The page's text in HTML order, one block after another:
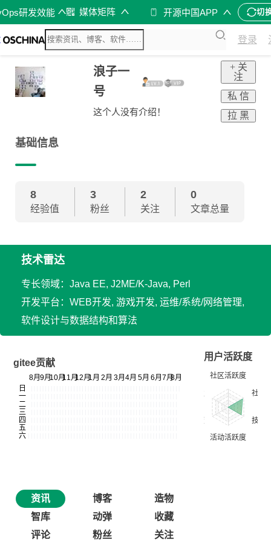
研发效能 媒体矩阵 开源中国APP 切
登录
浪子一
号
这个人没有介绍！
+ 关
注
私 信
拉 黑
基础信息
8
经验值
3
粉丝
2
关注
0
文章总量
技术雷达
专长领域：Java EE, J2ME/K-Java, Perl
开发平台：WEB开发, 游戏开发, 运维/系统/网络管理,
软件设计与数据结构和算法
gitee贡献
用户活跃度
资讯 博客
造物
智库
动弹
收藏
评论
粉丝 关注